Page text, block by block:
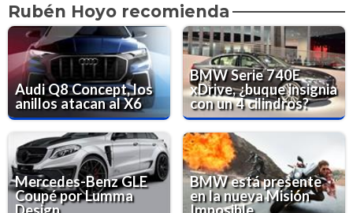
Rubén Hoyo recomienda
Audi Q8 Concept, los
anillos atacan al X6
BMW Serie 740E
xDrive, ¿buque insignia
con un 4 cilindros?
Mercedes-Benz GLE
Coupé por Lumma
BMW está presente
en la nueva Misión